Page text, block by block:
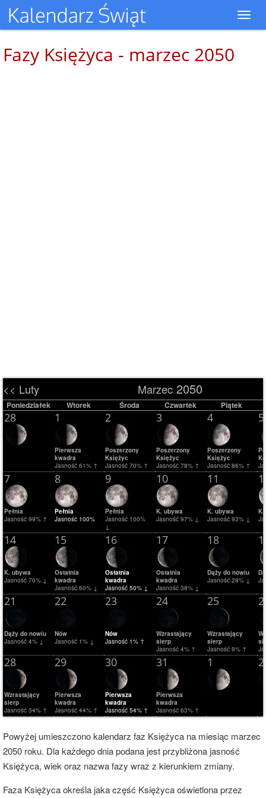
Fazy Księżyca - marzec 2050
<< Luty Marzec2050
Poniedziałek Wtorek Środa Czwartek Piątek
28 1
Pierwsza
kwadra
Jasność 61% ↑
2
Poszerzony
Księżyc
Jasność 70% ↑
3
Poszerzony
Księżyc
Jasność 78% ↑
4
Poszerzony
Księżyc
Jasność 86% ↑
5
7
Pełnia
Jasność 99% ↑
8
Pełnia
Jasność 100%
9
Pełnia
Jasność 100%
↓
10
K. ubywa
Jasność 97% ↓
11
K. ubywa
Jasność 93% ↓
K.
14
K. ubywa
Jasność 70% ↓
15
Ostatnia
kwadra
Jasność 60% ↓
16
Ostatnia
kwadra
Jasność 50% ↓
17
Ostatnia
kwadra
Jasność 38% ↓
18
Dąży do nowiu
Jasność 28% ↓
21
Dąży do nowiu
Jasność 4% ↓
22
Nów
Jasność 1% ↓
23
Nów
Jasność 1% ↑
24
Wzrastający
sierp
Jasność 4% ↑
25
Wzrastający
sierp
Jasność 9% ↑
28
Wzrastający
sierp
Jasność 34% ↑
29
Pierwsza
kwadra
Jasność 44% ↑
30
Pierwsza
kwadra
Jasność 54% ↑
31
Pierwsza
kwadra
Jasność 63% ↑
1 2
Powyżej umieszczono kalendarz faz Księżyca na miesiąc marzec
2050 roku. Dla każdego dnia podana jest przybliżona jasność
Księżyca, wiek oraz nazwa fazy wraz z kierunkiem zmiany.
Faza Księżyca określa jaka część Księżyca oświetlona przez